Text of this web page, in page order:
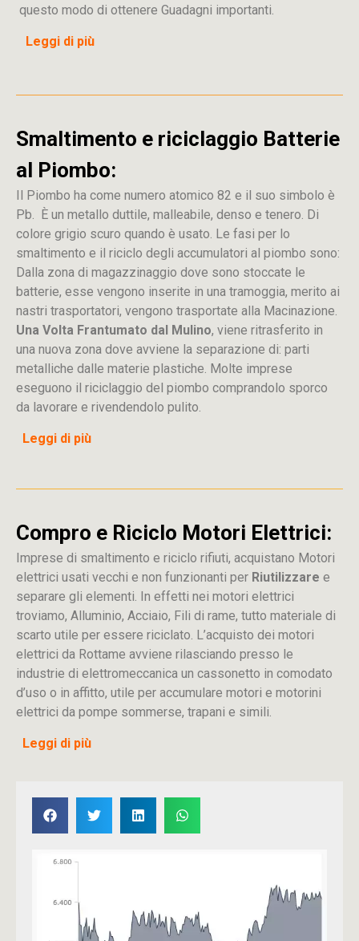
questo modo di ottenere Guadagni importanti.
Leggi di più
Smaltimento e riciclaggio Batterie
al Piombo:
Il Piombo ha come numero atomico 82 e il suo simbolo è
Pb. È un metallo duttile, malleabile, denso e tenero. Di
colore grigio scuro quando è usato. Le fasi per lo
smaltimento e il riciclo degli accumulatori al piombo sono:
Dalla zona di magazzinaggio dove sono stoccate le
batterie, esse vengono inserite in una tramoggia, merito ai
nastri trasportatori, vengono trasportate alla Macinazione.
Una Volta Frantumato dal Mulino, viene ritrasferito in
una nuova zona dove avviene la separazione di: parti
metalliche dalle materie plastiche. Molte imprese
eseguono il riciclaggio del piombo comprandolo sporco
da lavorare e rivendendolo pulito.
Leggi di più
Compro e Riciclo Motori Elettrici:
Imprese di smaltimento e riciclo rifiuti, acquistano Motori
elettrici usati vecchi e non funzionanti per Riutilizzare e
separare gli elementi. In effetti nei motori elettrici
troviamo, Alluminio, Acciaio, Fili di rame, tutto materiale di
scarto utile per essere riciclato. L’acquisto dei motori
elettrici da Rottame avviene rilasciando presso le
industrie di elettromeccanica un cassonetto in comodato
d’uso o in affitto, utile per accumulare motori e motorini
elettrici da pompe sommerse, trapani e simili.
Leggi di più